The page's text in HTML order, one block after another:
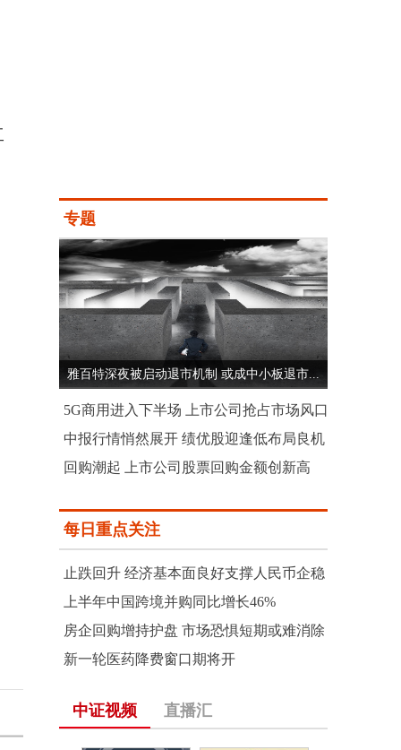
专题
雅百特深夜被启动退市机制 或成中小板退市...
5G商用进入下半场 上市公司抢占市场风口
中报行情悄然展开 绩优股迎逢低布局良机
回购潮起 上市公司股票回购金额创新高
每日重点关注
止跌回升 经济基本面良好支撑人民币企稳
上半年中国跨境并购同比增长46%
房企回购增持护盘 市场恐惧短期或难消除
新一轮医药降费窗口期将开
中证视频 直播汇